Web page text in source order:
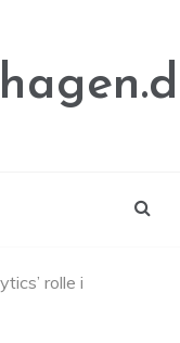
rolle i